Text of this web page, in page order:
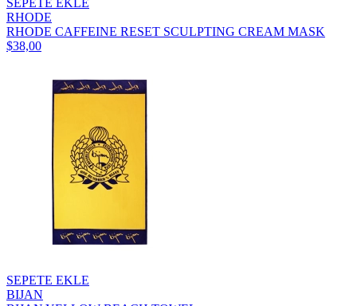
RHODE
RHODE CAFFEINE RESET SCULPTING CREAM MASK
$38,00
SEPETE EKLE
BIJAN